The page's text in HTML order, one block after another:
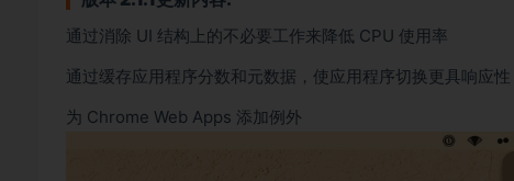
通过消除 UI 结构上的不必要工作来降低 CPU 使用率
通过缓存应用程序分数和元数据，使应用程序切换更具响应性
为 Chrome Web Apps 添加例外